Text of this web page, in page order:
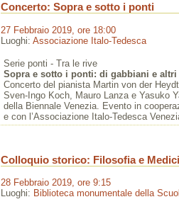
Concerto: Sopra e sotto i ponti
27 Febbraio 2019, ore 18:00
Luoghi: Associazione Italo-Tedesca
Serie ponti - Tra le rive
Sopra e sotto i ponti: di gabbiani e altri
Concerto del pianista Martin von der
Sven-Ingo Koch, Mauro Lanza e Yasuko
della Biennale Venezia. Evento in
e con l’Associazione Italo-Tedesca
Colloquio storico: Filosofia e
28 Febbraio 2019, ore 9:15
Luoghi: Biblioteca monumentale della